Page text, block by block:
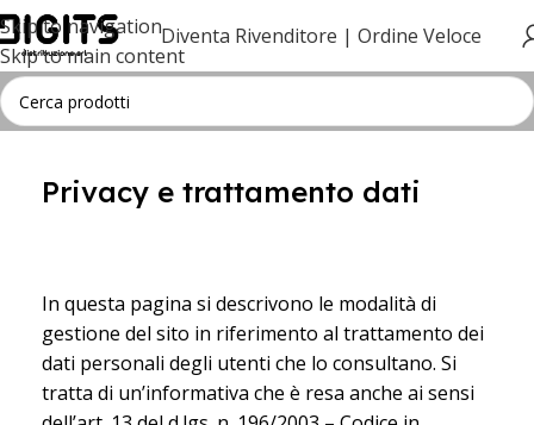
Skip to navigation
Skip to main content
Diventa Rivenditore | Ordine Veloce
Privacy e trattamento dati
In questa pagina si descrivono le modalità di
gestione del sito in riferimento al trattamento dei
dati personali degli utenti che lo consultano. Si
tratta di un’informativa che è resa anche ai sensi